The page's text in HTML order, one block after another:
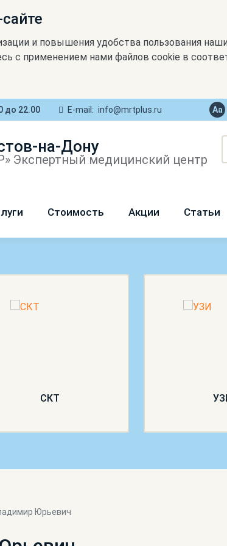
и повышения удобства пользования
с применением нами файлов cookie в
до 22.00 E-mail: info@mrtplus.ru
на-Дону
Экспертный медицинский центр
Стоимость Акции Статьи
СКТ
Юрьевич